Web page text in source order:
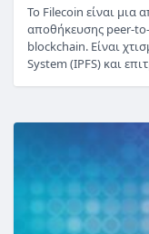
Το Filecoin είναι μια
αποθήκευσης peer-
blockchain. Είναι
System (IPFS) και